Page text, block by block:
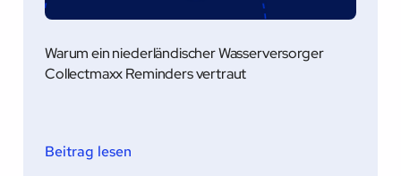
Warum ein niederländischer Wasserversorger
Collectmaxx Reminders vertraut
Beitrag lesen